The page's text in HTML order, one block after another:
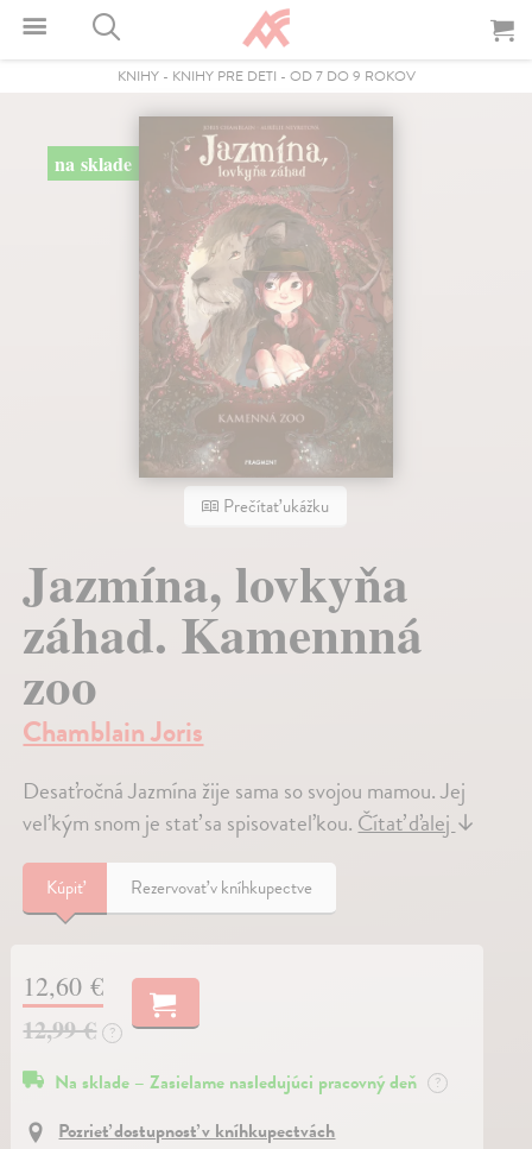
KNIHY- KNIHY PRE DETI - OD 7 DO 9 ROKOV
na sklade
Prečítať ukážku
Jazmína, lovkyňa
záhad. Kamennná
zoo
Chamblain Joris
Desaťročná Jazmína žije sama so svojou mamou. Jej
veľkým snom je stať sa spisovateľkou. Čítať ďalej ↓
Kúpiť Rezervovať v kníhkupectve
12,60 €
12,99 €
?
Na sklade – Zasielame nasledujúci pracovný deň ?
Pozrieť dostupnosť v kníhkupectvách